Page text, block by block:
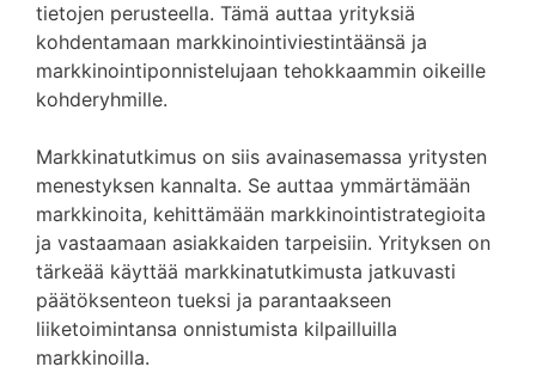
tietojen perusteella. Tämä auttaa yrityksiä
kohdentamaan markkinointiviestintäänsä ja
markkinointiponnistelujaan tehokkaammin oikeille
kohderyhmille.
Markkinatutkimus on siis avainasemassa yritysten
menestyksen kannalta. Se auttaa ymmärtämään
markkinoita, kehittämään markkinointistrategioita
ja vastaamaan asiakkaiden tarpeisiin. Yrityksen on
tärkeää käyttää markkinatutkimusta jatkuvasti
päätöksenteon tueksi ja parantaakseen
liiketoimintansa onnistumista kilpailluilla
markkinoilla.